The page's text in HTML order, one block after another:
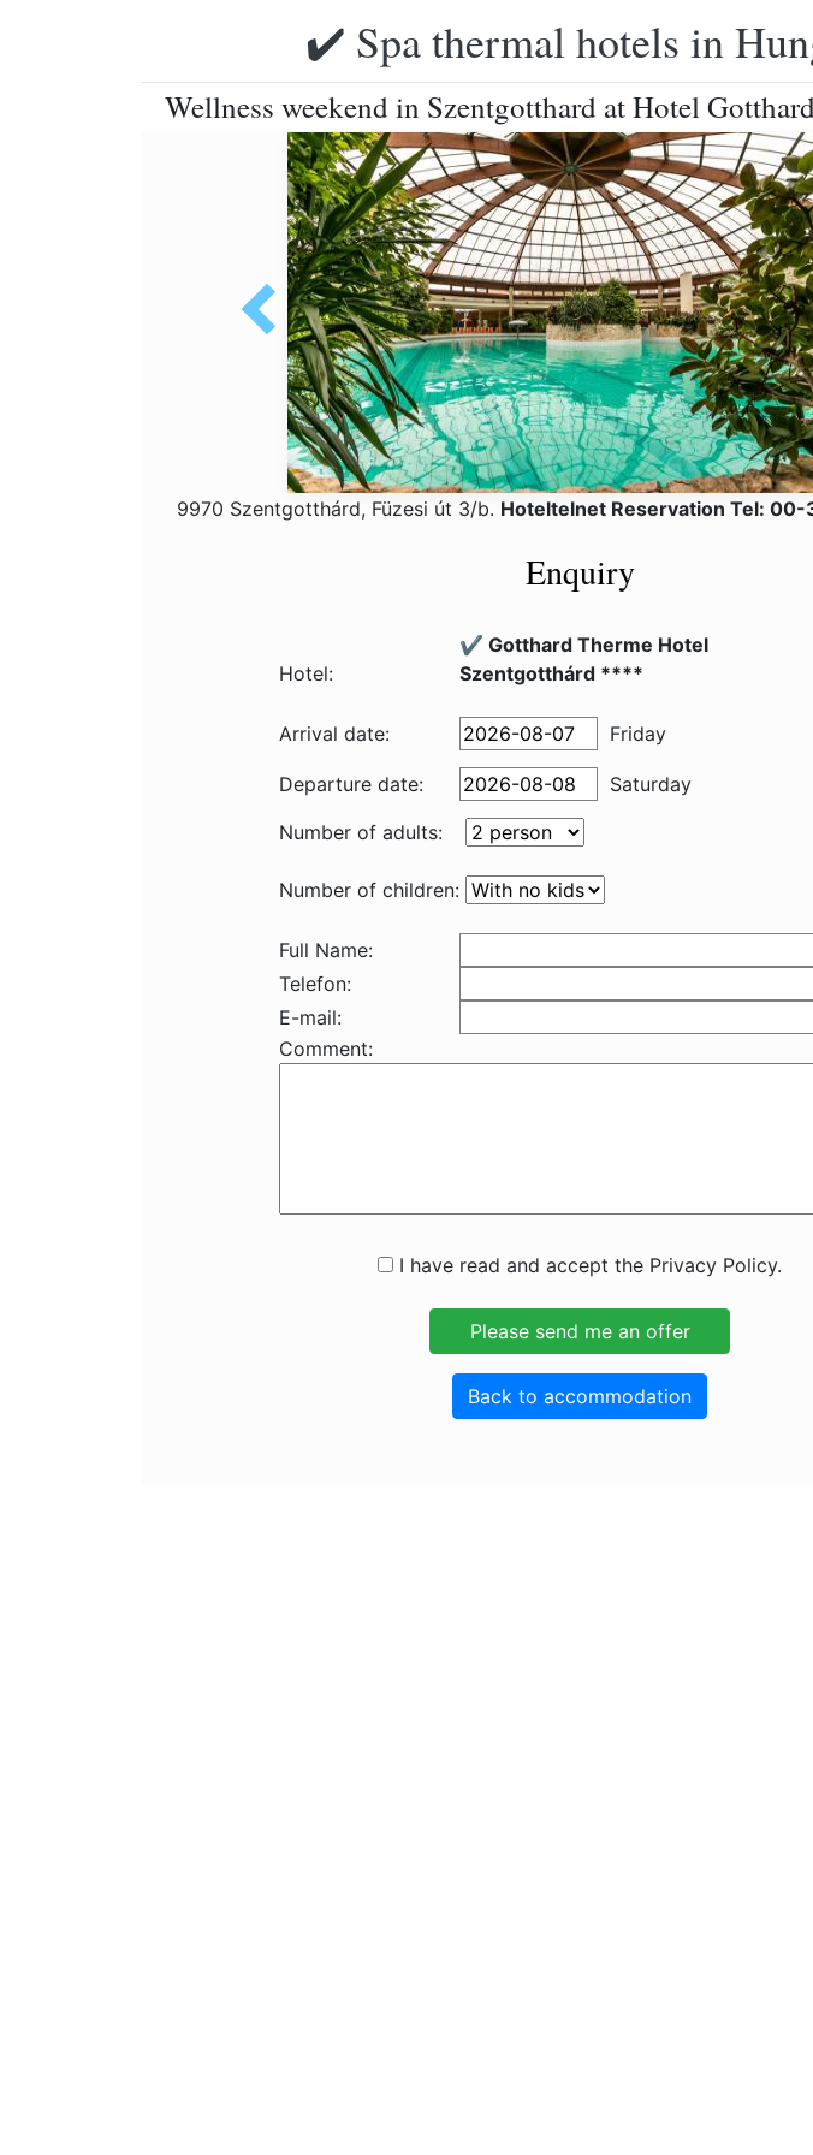
✔️ Spa thermal hotels in
Wellness weekend in Szentgotthard at Hotel
9970 Szentgotthárd, Füzesi út 3/b. Hoteltelnet Reservation Tel:
Enquiry
Hotel:
✔️ Gotthard Therme Hotel
Szentgotthárd ****
Arrival date: Friday
Departure date:
Saturday
Number of adults:
Number of children:
Full Name:
Telefon:
E-mail:
Comment:
I have read and accept the Privacy Policy.
Back to accommodation